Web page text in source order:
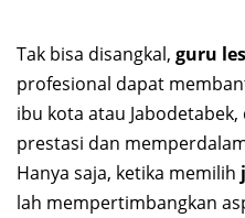
Tak bisa disangkal, guru
profesional dapat
ibu kota atau
prestasi dan
Hanya saja, ketika memilih
lah mempertimbangkan